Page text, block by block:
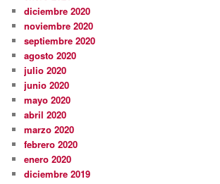
diciembre 2020
noviembre 2020
septiembre 2020
agosto 2020
julio 2020
junio 2020
mayo 2020
abril 2020
marzo 2020
febrero 2020
enero 2020
diciembre 2019